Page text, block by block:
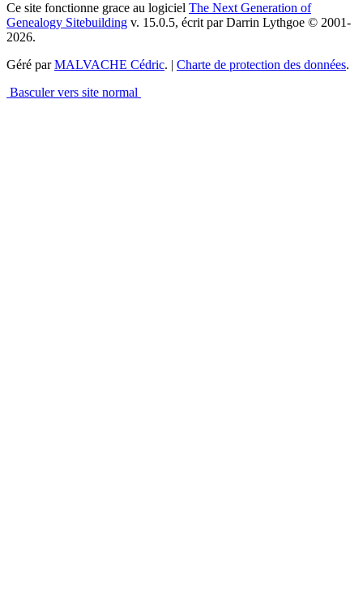
Ce site fonctionne grace au logiciel The Next Generation of
Genealogy Sitebuilding v. 15.0.5, écrit par Darrin Lythgoe © 2001-
2026.
Géré parMALVACHE Cédric. | Charte de protection des données.
Basculer vers site normal